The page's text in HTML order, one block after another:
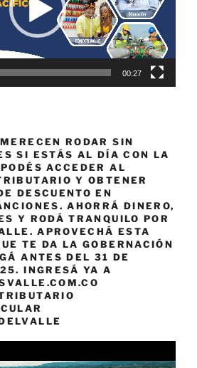
00:27
RODAR SIN
SI ESTÁS AL DÍA CON LA
ACCEDER AL
Y OBTENER
DESCUENTO EN
AHORRÁ DINERO,
Y RODÁ TRANQUILO POR
APROVECHÁ ESTA
TE DA LA GOBERNACIÓN
ANTES DEL 31 DE
INGRESÁ YA A